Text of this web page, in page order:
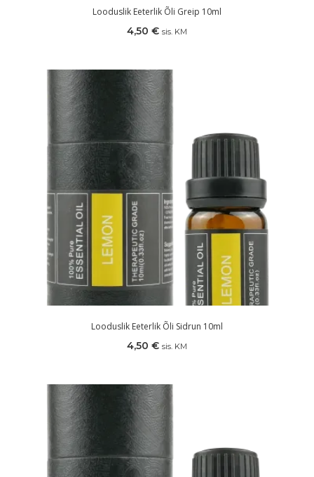
Looduslik Eeterlik Õli Greip 10ml
4,50 € sis. KM
Looduslik Eeterlik Õli Sidrun 10ml
4,50 € sis. KM